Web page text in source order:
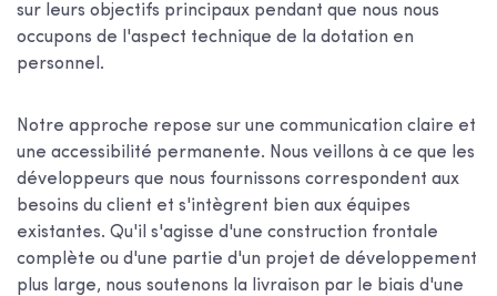
sur leurs objectifs principaux pendant que nous nous
occupons de l'aspect technique de la dotation en
personnel.
Notre approche repose sur une communication claire et
une accessibilité permanente. Nous veillons à ce que les
développeurs que nous fournissons correspondent aux
besoins du client et s'intègrent bien aux équipes
existantes. Qu'il s'agisse d'une construction frontale
complète ou d'une partie d'un projet de développement
plus large, nous soutenons la livraison par le biais d'une